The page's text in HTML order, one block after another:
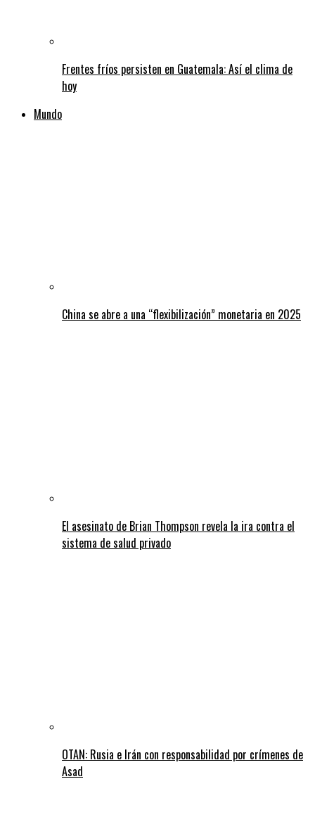
Frentes fríos persisten en Guatemala: Así el clima de
hoy
Mundo
China se abre a una “flexibilización” monetaria en 2025
El asesinato de Brian Thompson revela la ira contra el
sistema de salud privado
OTAN: Rusia e Irán con responsabilidad por crímenes de
Asad